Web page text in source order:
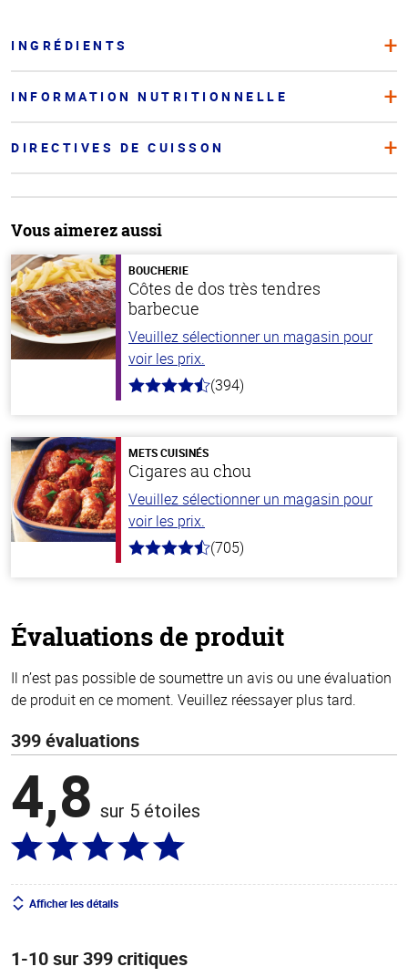
INGRÉDIENTS
INFORMATION NUTRITIONNELLE
DIRECTIVES DE CUISSON
Vous aimerez aussi
BOUCHERIE
Côtes de dos très tendres
barbecue
Veuillez sélectionner un magasin pour
voir les prix.
4.7
stars
(394)
METS CUISINÉS
Cigares au chou
Veuillez sélectionner un magasin pour
voir les prix.
4.6
(705)
Évaluations de produit
Il n’est pas possible de soumettre un avis ou une évaluation
de produit en ce moment. Veuillez réessayer plus tard.
399 évaluations
4,8 sur 5 étoiles
Afficher les détails
1-10 sur 399 critiques